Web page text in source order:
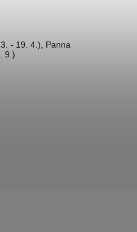
- 19. 4.), Panna
9.)